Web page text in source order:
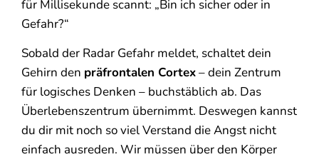
für Millisekunde scannt: „Bin ich sicher oder in
Gefahr?“
Sobald der Radar Gefahr meldet, schaltet dein
Gehirn den präfrontalen Cortex– dein Zentrum
für logisches Denken – buchstäblich ab. Das
Überlebenszentrum übernimmt. Deswegen kannst
du dir mit noch so viel Verstand die Angst nicht
einfach ausreden. Wir müssen über den Körper